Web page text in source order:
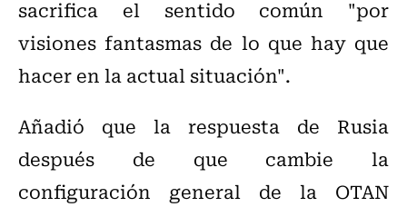
sacrifica el sentido común "por
visiones fantasmas de lo que hay que
hacer en la actual situación".
Añadió que la respuesta de Rusia
después de que cambie la
configuración general de la OTAN